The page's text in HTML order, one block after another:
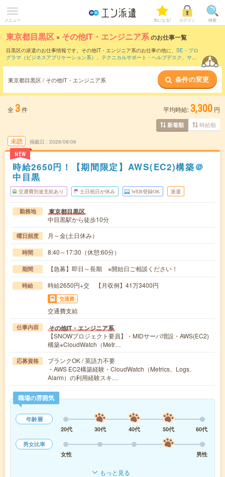
メニュー 気になる! ログイン 検索
東京都目黒区 × その他IT・エンジニア系のお仕事一覧
目黒区の派遣のお仕事情報です。その他IT・エンジニア系のお仕事の他に、 SE・プロ
グラマ（ビジネスアプリケーション系） 、 テクニカルサポート・ヘルプデスク 、 サー
などのこだわり条件で絞り込んでいただけます。
東京都目黒区 / その他IT・エンジニア系 条件の変更
全 3件 平均時給: 3,300 円
新着順 時給順
未読
NEW
掲載日 2026/08/06
時給2650円！【期間限定】AWS(EC2)構築＠
中目黒
交通費別途支給あり 土日祝日が休み WEB登録OK 派遣
勤務地 東京都目黒区
中目黒駅から徒歩10分
曜日頻度 月～金(土日休み）
時間 8:40～17:30（休憩:60分）
期間 【急募】即日～長期 ※開始日ご相談ください！
時給 時給2650円+交 【月収例】41万3400円
交通費
交通費支給
仕事内容 その他IT・エンジニア系
【SNOWプロジェクト要員】・MIDサーバ増設・AWS(EC2)
構築※CloudWatch（Metr…
応募資格
ブランクOK / 英語力不要
・AWS EC2構築経験・CloudWatch（Metrics、Logs、
Alarm）の利用経験スキ…
職場の雰囲気
年齢層
20代
30代 40代 50代
60代
男女比率
女性
男性
もっと見る